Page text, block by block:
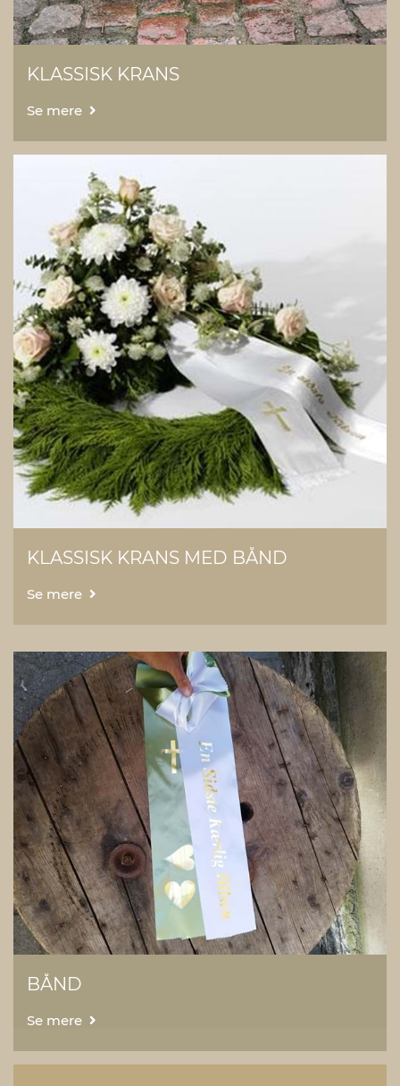
KLASSISK KRANS
Se mere
KLASSISK KRANS MED BÅND
Se mere
BÅND
Se mere